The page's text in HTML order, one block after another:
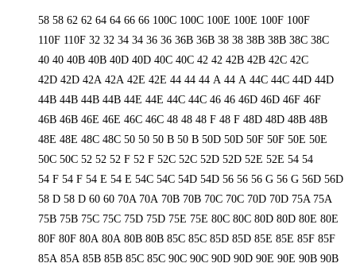
58 58 62 62 64 64 66 66 100C 100C 100E 100E 100F 100F
110F 110F 32 32 34 34 36 36 36B 36B 38 38 38B 38B 38С 38С
40 40 40B 40B 40D 40D 40С 40С 42 42 42B 42B 42C 42C
42D 42D 42А 42А 42Е 42Е 44 44 44 А 44 А 44C 44C 44D 44D
44В 44В 44В 44В 44Е 44Е 44С 44С 46 46 46D 46D 46F 46F
46В 46В 46Е 46Е 46С 46С 48 48 48 F 48 F 48D 48D 48В 48В
48Е 48Е 48С 48С 50 50 50 B 50 B 50D 50D 50F 50F 50Е 50Е
50С 50С 52 52 52 F 52 F 52C 52C 52D 52D 52E 52E 54 54
54 F 54 F 54 Е 54 Е 54C 54C 54D 54D 56 56 56 G 56 G 56D 56D
58 D 58 D 60 60 70A 70A 70B 70B 70C 70C 70D 70D 75A 75A
75B 75B 75C 75C 75D 75D 75E 75E 80C 80C 80D 80D 80E 80E
80F 80F 80А 80А 80В 80В 85C 85C 85D 85D 85E 85E 85F 85F
85А 85А 85В 85В 85С 85С 90C 90C 90D 90D 90E 90E 90В 90В